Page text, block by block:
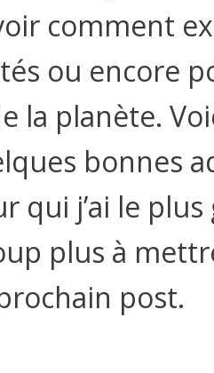
comment
ou encore
la planète.
bonnes
qui j’ai le
plus à
post.